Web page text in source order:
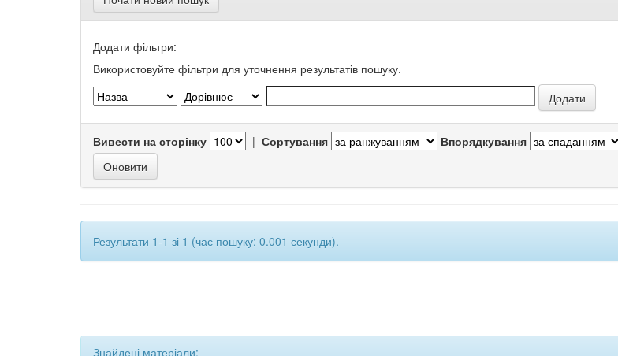
Додати фільтри:
Використовуйте фільтри для уточнення результатів пошуку.
Вивести на сторінку | Сортування Впорядкування
Результати 1-1 зі 1 (час пошуку: 0.001 секунди).
Знайдені матеріали: